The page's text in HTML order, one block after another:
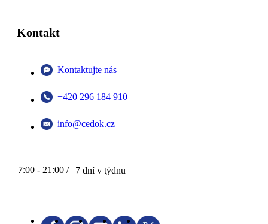
Kontakt
Kontaktujte nás
+420 296 184 910
info@cedok.cz
7:00 - 21:00 / 7 dní v týdnu